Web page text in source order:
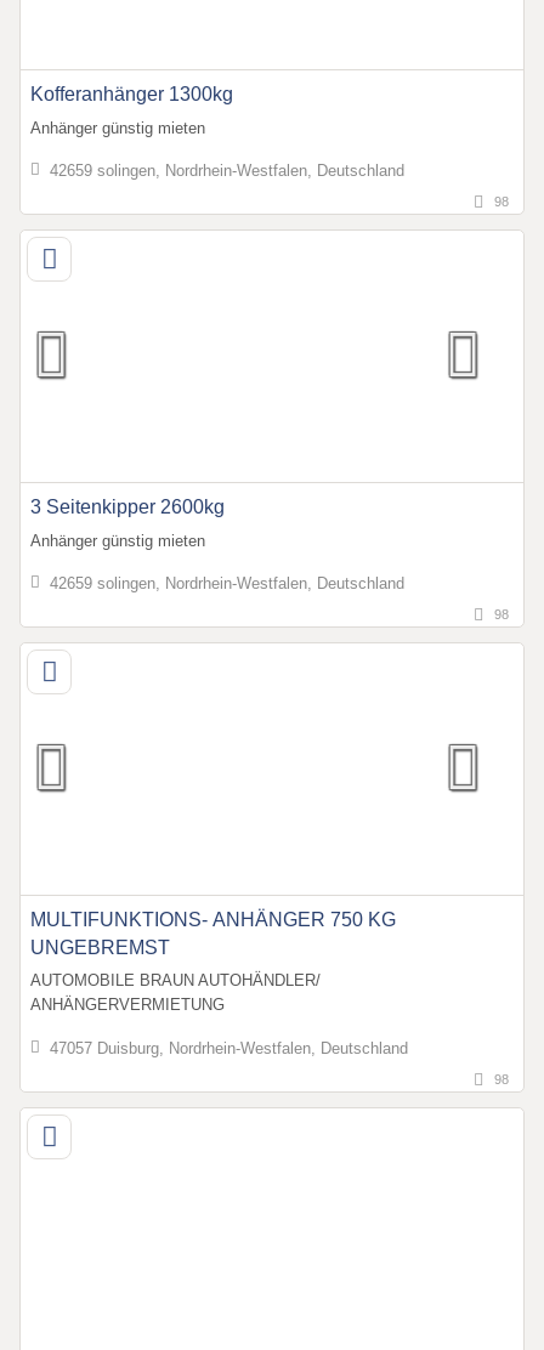
Kofferanhänger 1300kg
Anhänger günstig mieten
42659 solingen, Nordrhein-Westfalen, Deutschland
98
3 Seitenkipper 2600kg
Anhänger günstig mieten
42659 solingen, Nordrhein-Westfalen, Deutschland
98
MULTIFUNKTIONS- ANHÄNGER 750 KG
UNGEBREMST
AUTOMOBILE BRAUN AUTOHÄNDLER/
ANHÄNGERVERMIETUNG
47057 Duisburg, Nordrhein-Westfalen, Deutschland
98